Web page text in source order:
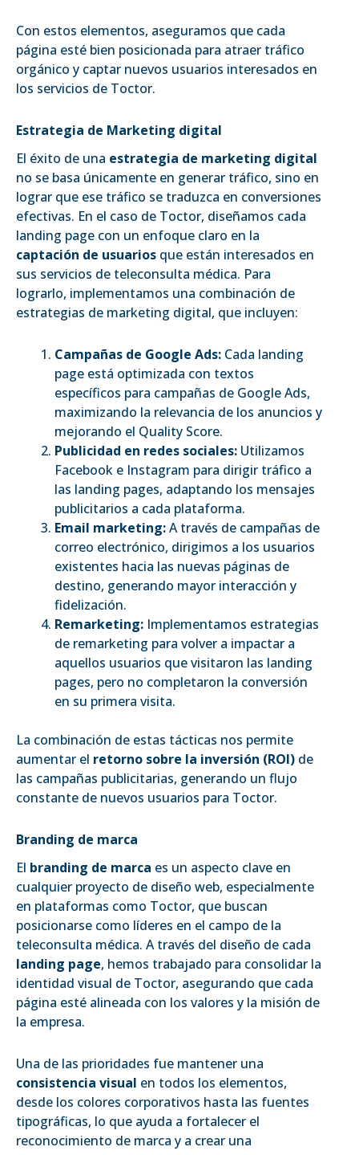
Con estos elementos, aseguramos que cada
página esté bien posicionada para atraer tráfico
orgánico y captar nuevos usuarios interesados en
los servicios de Toctor.
Estrategia de Marketing digital
El éxito de una estrategia de marketing digital
no se basa únicamente en generar tráfico, sino en
lograr que ese tráfico se traduzca en conversiones
efectivas. En el caso de Toctor, diseñamos cada
landing page con un enfoque claro en la
captación de usuarios que están interesados en
sus servicios de teleconsulta médica. Para
lograrlo, implementamos una combinación de
estrategias de marketing digital, que incluyen:
Campañas de Google Ads: Cada landing
page está optimizada con textos
específicos para campañas de Google Ads,
maximizando la relevancia de los anuncios y
mejorando el Quality Score.
Publicidad en redes sociales: Utilizamos
Facebook e Instagram para dirigir tráfico a
las landing pages, adaptando los mensajes
publicitarios a cada plataforma.
Email marketing:A través de campañas de
correo electrónico, dirigimos a los usuarios
existentes hacia las nuevas páginas de
destino, generando mayor interacción y
fidelización.
Remarketing: Implementamos estrategias
de remarketing para volver a impactar a
aquellos usuarios que visitaron las landing
pages, pero no completaron la conversión
en su primera visita.
La combinación de estas tácticas nos permite
aumentar el retorno sobre la inversión (ROI) de
las campañas publicitarias, generando un flujo
constante de nuevos usuarios para Toctor.
Branding de marca
El branding de marca es un aspecto clave en
cualquier proyecto de diseño web, especialmente
en plataformas como Toctor, que buscan
posicionarse como líderes en el campo de la
teleconsulta médica. A través del diseño de cada
landing page, hemos trabajado para consolidar la
identidad visual de Toctor, asegurando que cada
página esté alineada con los valores y la misión de
la empresa.
Una de las prioridades fue mantener una
consistencia visual en todos los elementos,
desde los colores corporativos hasta las fuentes
tipográficas, lo que ayuda a fortalecer el
reconocimiento de marca y a crear una